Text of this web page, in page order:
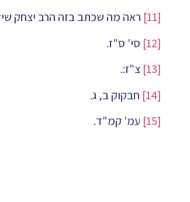
[11]
ראה מה שכתב בזה הרב יצחק
[12]
סי' ס"ז.
[13]
צ"ז:.
[14]
חבקוק ב, ג.
[15]
עמ' קמ"ד.